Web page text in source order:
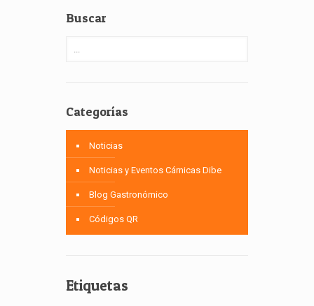
Buscar
Categorías
Noticias
Noticias y Eventos Cárnicas Dibe
Blog Gastronómico
Códigos QR
Etiquetas